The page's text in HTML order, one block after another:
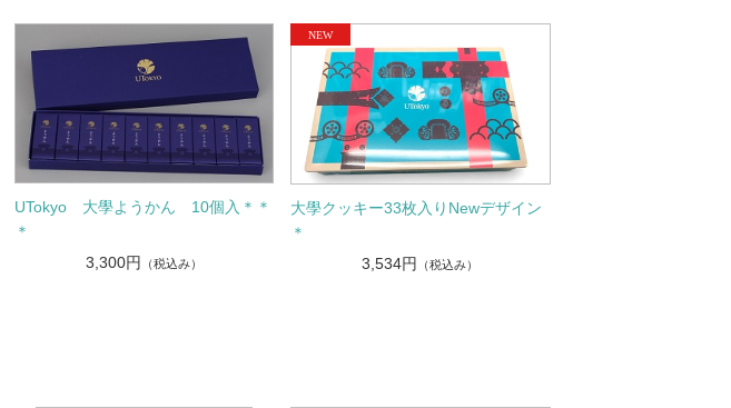
UTokyo 大學ようかん 10個入＊＊
＊
3,300円
（税込み）
大學クッキー33枚入りNewデザイン
＊
3,534円
（税込み）